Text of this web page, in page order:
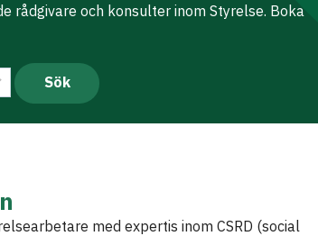
rådgivare och konsulter inom Styrelse. Boka
med expertis inom CSRD (social